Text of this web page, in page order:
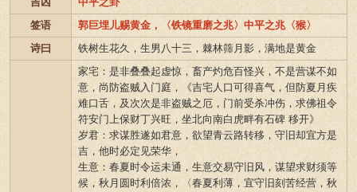
签语
郭巨埋儿赐黄金，〈铁镜重磨之兆〉中平之兆〈猴〉
诗曰
铁树生花久，生男八十三，棘林筛月影，满地是黄金
家宅：是非叠叠起虚惊，畜产灼危百怪兴，不是营谋不如
意，尚防盗贼入门庭，《吉宅人口可得喜气，但防夏月疾
难口舌，及次次是非盗贼之厄，门前受杀冲伤，求佛祖令
符安门上保财丁兴旺，坐北向南白虎畔有石碑 移开》
岁君：求谋胜遂如君意，欲望青云路转移，守旧却宜方是
吉，他时必定见荣华，
生意：春夏时令运未通，生意交易守旧风，谋望求财须等
候，秋月圆时利倍浓，〈春夏利薄，宜守旧刻苦经营，秋